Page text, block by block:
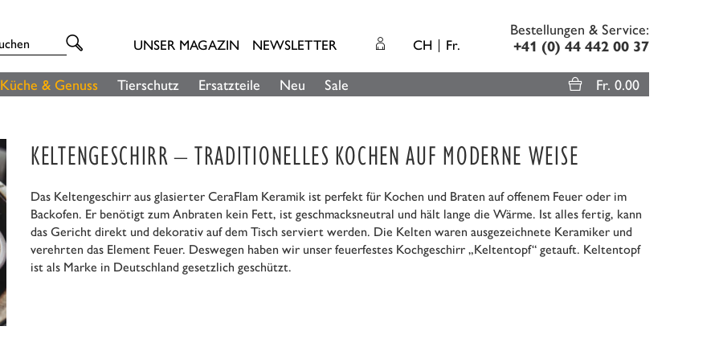
UNSER MAGAZIN NEWSLETTER CH Fr.
Bestellungen & Service:
+41 (0) 44 442 00 37
Küche & Genuss Tierschutz Ersatzteile Neu Sale Fr. 0.00
KELTENGESCHIRR – TRADITIONELLES KOCHEN AUF MODERNE WEISE
Das Keltengeschirr aus glasierter CeraFlam Keramik ist perfekt für Kochen und Braten auf offenem Feuer oder im
Backofen. Er benötigt zum Anbraten kein Fett, ist geschmacksneutral und hält lange die Wärme. Ist alles fertig, kann
das Gericht direkt und dekorativ auf dem Tisch serviert werden. Die Kelten waren ausgezeichnete Keramiker und
verehrten das Element Feuer. Deswegen haben wir unser feuerfestes Kochgeschirr „Keltentopf“ getauft. Keltentopf
ist als Marke in Deutschland gesetzlich geschützt.